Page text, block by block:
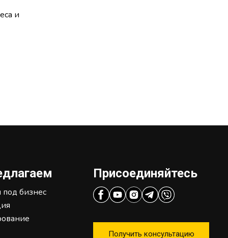
и
бизнес
Присоединяйтесь
Получить консультацию